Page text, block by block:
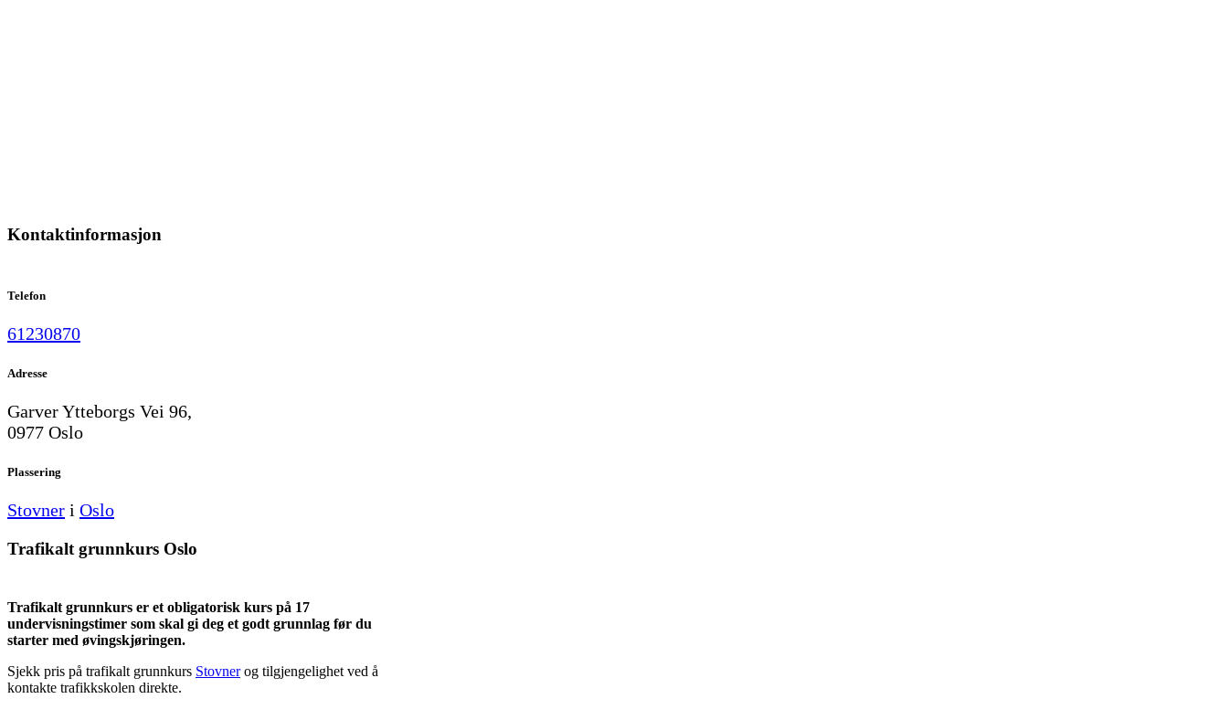
Kontaktinformasjon
Telefon
61230870
Adresse
Garver Ytteborgs Vei 96,
0977 Oslo
Plassering
Stovner i Oslo
Trafikalt grunnkurs Oslo
Trafikalt grunnkurs er et obligatorisk kurs på 17
undervisningstimer som skal gi deg et godt grunnlag før du
starter med øvingskjøringen.
Sjekk pris på trafikalt grunnkurs Stovnerog tilgjengelighet ved å
kontakte trafikkskolen direkte.